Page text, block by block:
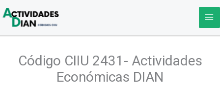
al
contenido
Código CIIU 2431- Actividades
Económicas DIAN